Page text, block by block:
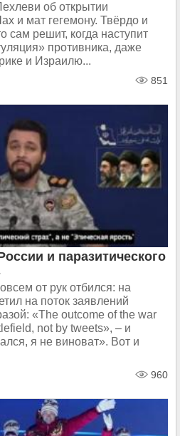
об открытии
и мат гегемону. Твёрдо и
сам решит, когда наступит
противника, даже
и Израилю...
851
и паразитического
от рук отбился: на
на поток заявлений
«The outcome of the war
not by tweets», – и
я не виноват». Вот и
960